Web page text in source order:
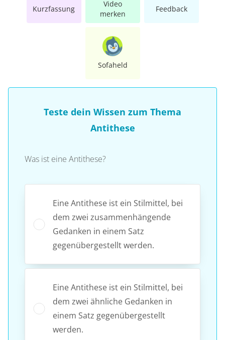
Kurzfassung
Video
merken
Feedback
Sofaheld
Teste dein Wissen zum Thema
Antithese
Was ist eine Antithese?
Eine Antithese ist ein Stilmittel, bei
dem zwei zusammenhängende
Gedanken in einem Satz
gegenübergestellt werden.
Eine Antithese ist ein Stilmittel, bei
dem zwei ähnliche Gedanken in
einem Satz gegenübergestellt
werden.